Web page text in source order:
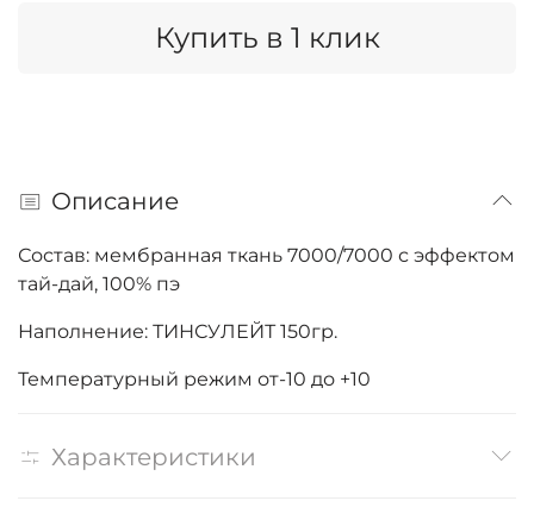
Купить в 1 клик
Описание
Состав: мембранная ткань 7000/7000 с эффектом
тай-дай, 100% пэ
Наполнение: ТИНСУЛЕЙТ 150гр.
Температурный режим от-10 до +10
Характеристики